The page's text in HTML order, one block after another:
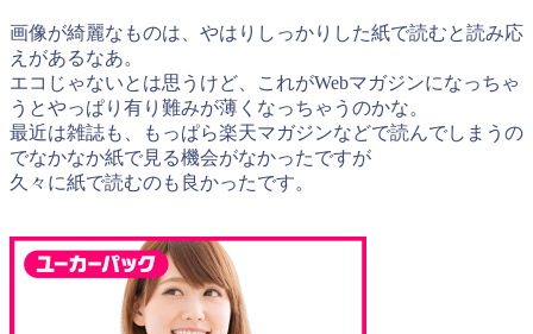
画像が綺麗なものは、やはりしっかりした紙で読むと読み応
えがあるなあ。
エコじゃないとは思うけど、これがWebマガジンになっちゃ
うとやっぱり有り難みが薄くなっちゃうのかな。
最近は雑誌も、もっぱら楽天マガジンなどで読んでしまうの
でなかなか紙で見る機会がなかったですが
久々に紙で読むのも良かったです。